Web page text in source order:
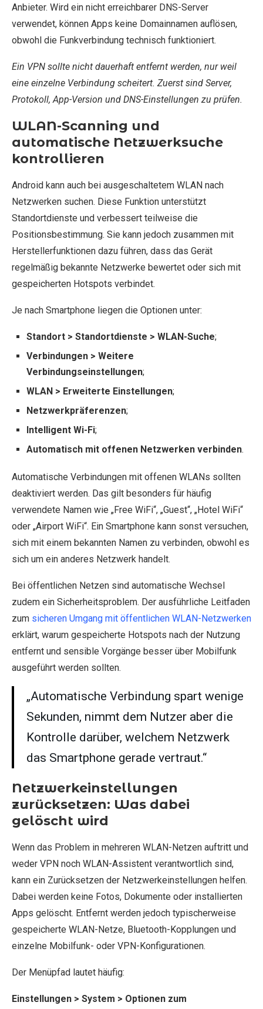
Anbieter. Wird ein nicht erreichbarer DNS-Server
verwendet, können Apps keine Domainnamen auflösen,
obwohl die Funkverbindung technisch funktioniert.
Ein VPN sollte nicht dauerhaft entfernt werden, nur weil
eine einzelne Verbindung scheitert. Zuerst sind Server,
Protokoll, App-Version und DNS-Einstellungen zu prüfen.
WLAN-Scanning und
automatische Netzwerksuche
kontrollieren
Android kann auch bei ausgeschaltetem WLAN nach
Netzwerken suchen. Diese Funktion unterstützt
Standortdienste und verbessert teilweise die
Positionsbestimmung. Sie kann jedoch zusammen mit
Herstellerfunktionen dazu führen, dass das Gerät
regelmäßig bekannte Netzwerke bewertet oder sich mit
gespeicherten Hotspots verbindet.
Je nach Smartphone liegen die Optionen unter:
Standort > Standortdienste > WLAN-Suche;
Verbindungen > Weitere
Verbindungseinstellungen;
WLAN > Erweiterte Einstellungen;
Netzwerkpräferenzen;
Intelligent Wi-Fi;
Automatisch mit offenen Netzwerken verbinden.
Automatische Verbindungen mit offenen WLANs sollten
deaktiviert werden. Das gilt besonders für häufig
verwendete Namen wie „Free WiFi“, „Guest“, „Hotel WiFi“
oder „Airport WiFi“. Ein Smartphone kann sonst versuchen,
sich mit einem bekannten Namen zu verbinden, obwohl es
sich um ein anderes Netzwerk handelt.
Bei öffentlichen Netzen sind automatische Wechsel
zudem ein Sicherheitsproblem. Der ausführliche Leitfaden
zum sicheren Umgang mit öffentlichen WLAN-Netzwerken
erklärt, warum gespeicherte Hotspots nach der Nutzung
entfernt und sensible Vorgänge besser über Mobilfunk
ausgeführt werden sollten.
„Automatische Verbindung spart wenige
Sekunden, nimmt dem Nutzer aber die
Kontrolle darüber, welchem Netzwerk
das Smartphone gerade vertraut.“
Netzwerkeinstellungen
zurücksetzen: Was dabei
gelöscht wird
Wenn das Problem in mehreren WLAN-Netzen auftritt und
weder VPN noch WLAN-Assistent verantwortlich sind,
kann ein Zurücksetzen der Netzwerkeinstellungen helfen.
Dabei werden keine Fotos, Dokumente oder installierten
Apps gelöscht. Entfernt werden jedoch typischerweise
gespeicherte WLAN-Netze, Bluetooth-Kopplungen und
einzelne Mobilfunk- oder VPN-Konfigurationen.
Der Menüpfad lautet häufig:
Einstellungen > System > Optionen zum